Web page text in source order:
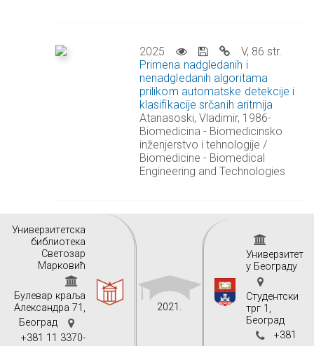
2025
V, 86 str.
Primena nadgledanih i
nenadgledanih algoritama
prilikom automatske detekcije i
klasifikacije srčanih aritmija
Atanasoski, Vladimir, 1986-
Biomedicina - Biomedicinsko
inženjerstvo i tehnologije /
Biomedicine - Biomedical
Engineering and Technologies
Унивeрзитeтскa
библиoтeкa
Свeтoзaр
Maркoвић
Булeвaр крaљa
Aлeксaндрa 71,
Бeoгрaд
+381 11 3370-
2021.
Универзитет
у Београду
Студентски
трг 1,
Београд
+381